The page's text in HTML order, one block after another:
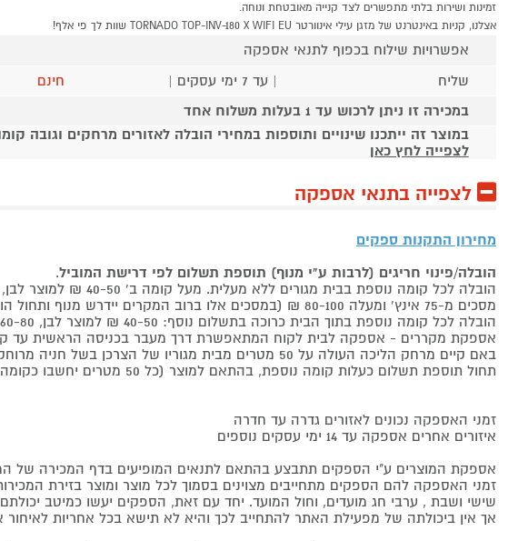
זמינות ושירות בלתי מתפשרים לצד קנייה מאובטחת ונוחה.
אצלנו, קניות באינטרנט של מזגן עילי אינוורטר TORNADO TOP-INV-180 X WIFI EU שוות לך פי אלף!
אפשרויות שילוח בכפוף לתנאי אספקה
שליח
| עד 7 ימי עסקים |
חינם
במכירה זו ניתן לרכוש עד 1 בעלות משלוח אחד
במוצר זה ייתכנו שינויים ותוספות במחירי הובלה לאזורים מרחקים וגובה
לצפייה לחץ כאן
לצפייה בתנאי אספקה
מחירון התקנות ספקים
הובלה/פינוי חריגים (לרבות ע"י מנוף) תוספת תשלום לפי דרישת המוביל.
הובלה לכל קומה נוספת בבית מגורים ללא מעלית. מעל קומה ב' 40-50 ₪ למוצר לבן, 60-80 ₪ למקרר/מקפיא, מסכים עד 65 אינץ' בין 50-80 ₪
מסכים מ-75 אינץ' ומעלה 80-100 ₪ (במסכים אלו ברוב המקרים יידרש מנוף ותחול הוראת הובלה חריגה שלעיל. אם לא יידרש מנוף תחול תוספת הקומות כבר מהקומה הראשונה)
הובלה לכל קומה נוספת בתוך הבית כרוכה בתשלום נוסף: 40-50 ₪ למוצר לבן, 60-80 ₪ למקרר/מקפיא, מסכים עד 65 אינץ' בין 50-80 ₪, מסכים מ-75 אינץ' ומעלה 80-100 ₪.
אספקת מקררים - אספקה לבית לקוח המתאפשרת דרך מעבר בכניסה הראשית עד קומה ב' ללא פירוק
באם קיים מרחק הליכה העולה על 50 מטרים מבית מגוריו של הצרכן בשל חניה מרוחקת או חוסר גישה לביתו,
תחול תוספת תשלום כעלות קומה נוספת, בהתאם למוצר (כל 50 מטרים יחשבו כקומה נוספת).
זמני האספקה נכונים לאזורים גדרה עד חדרה
איזורים אחרים אספקה עד 14 ימי עסקים נוספים
אספקת המוצרים ע"י הספקים תתבצע בהתאם לתנאים המופיעים בדף המכירה של
זמני האספקה להם הספקים מתחייבים מצוינים בסמוך לכל מוצר ומוצר בזירת
שישי ושבת , ערבי חג מועדים, וחול המועד. יחד עם זאת, הספקים יעשו כמיטב
אך אין ביכולתה של מפעילת האתר להתחייב לכך והיא לא תישא בכל אחריות